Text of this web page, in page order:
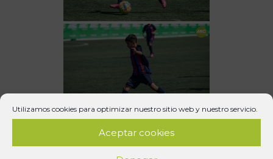
Utilizamos cookies para optimizar nuestro sitio web y nuestro servicio.
Aceptar cookies